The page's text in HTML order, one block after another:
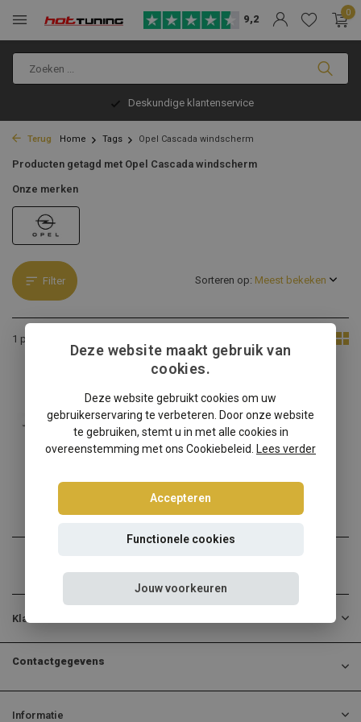
9,2
0
Deskundige klantenservice
Terug Home Tags Opel Cascada windscherm
Producten getagd met Opel Cascada windscherm
Onze merken
Filter
1 product
Sorteren op:
Opel Cascada windscherm
✔️ Gratis verzending ...
€139,00
Klantenservice
Contactgegevens
Informatie
Deze website maakt gebruik van
cookies.
Deze website gebruikt cookies om uw
gebruikerservaring te verbeteren. Door onze website
te gebruiken, stemt u in met alle cookies in
overeenstemming met ons Cookiebeleid.
Lees verder
Accepteren
Functionele cookies
Jouw voorkeuren